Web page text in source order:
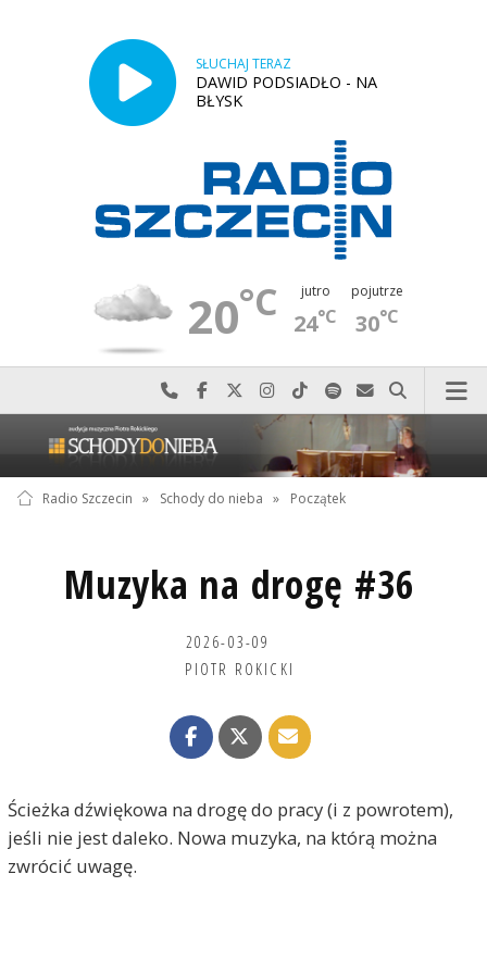
SŁUCHAJ TERAZ
DAWID PODSIADŁO - NA
BŁYSK
20°C jutro
24°C
pojutrze
30°C
Najlepiej po prostu do nas zadzwoń
Odwiedź nas na Facebook-u
Odwiedź nas na X
Odwiedź nas na Instagram-ie
Odwiedź nas na TikTok-u
Szukaj nas na Spotify
Wyślij do nas
Szukaj
Radio Szczecin » Schody do nieba » Początek
Muzyka na drogę #36
2026-03-09
PIOTR ROKICKI
Ścieżka dźwiękowa na drogę do pracy (i z powrotem),
jeśli nie jest daleko. Nowa muzyka, na którą można
zwrócić uwagę.